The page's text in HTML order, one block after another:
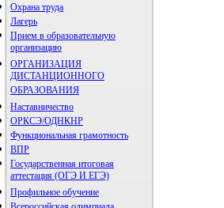
Охрана труда
Лагерь
Прием в образовательную
организацию
ОРГАНИЗАЦИЯ
ДИСТАНЦИОННОГО
ОБРАЗОВАНИЯ
Наставничество
ОРКСЭ/ОДНКНР
Функциональная грамотность
ВПР
Государственная итоговая
аттестация (ОГЭ И ЕГЭ)
Профильное обучение